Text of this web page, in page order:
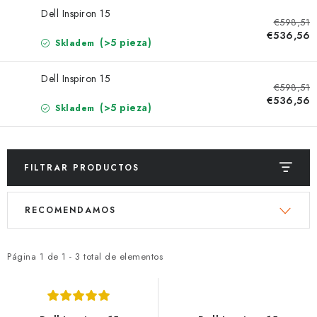
Jak na Jupiter Obchodní podmínky
Evaluación de la tienda
Dell Inspiron 15
Skladem (>5 pieza)
€598,51
€536,56
Dell Inspiron 15
Skladem (>5 pieza)
€598,51
€536,56
FILTRAR PRODUCTOS
L
t
Página 1 de 1 - 3 total de elementos
C
s
RECOMENDAMOS